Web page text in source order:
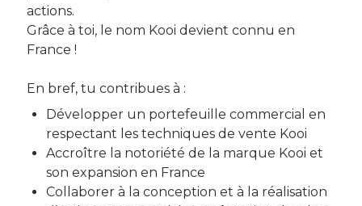
actions.
Grâce à toi, le nom Kooi devient connu en
France !
En bref, tu contribues à :
Développer un portefeuille commercial en
respectant les techniques de vente Kooi
Accroître la notoriété de la marque Kooi et
son expansion en France
Collaborer à la conception et à la réalisation